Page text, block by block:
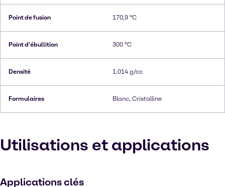
Point de fusion 170,9 °C
Point d'ébullition 300 °C
Densité 1.014 g/cc
Formulaires Blanc, Cristalline
Utilisations et applications
Applications clés